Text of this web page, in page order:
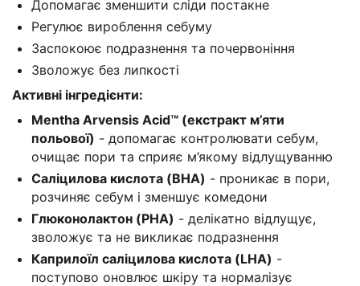
Допомагає зменшити сліди постакне
Регулює вироблення себуму
Заспокоює подразнення та почервоніння
Зволожує без липкості
Активні інгредієнти:
Mentha Arvensis Acid™ (екстракт м’яти
польової) - допомагає контролювати себум,
очищає пори та сприяє м’якому відлущуванню
Саліцилова кислота (BHA) - проникає в пори,
розчиняє себум і зменшує комедони
Глюконолактон (PHA) - делікатно відлущує,
зволожує та не викликає подразнення
Каприлоїл саліцилова кислота (LHA) -
поступово оновлює шкіру та нормалізує